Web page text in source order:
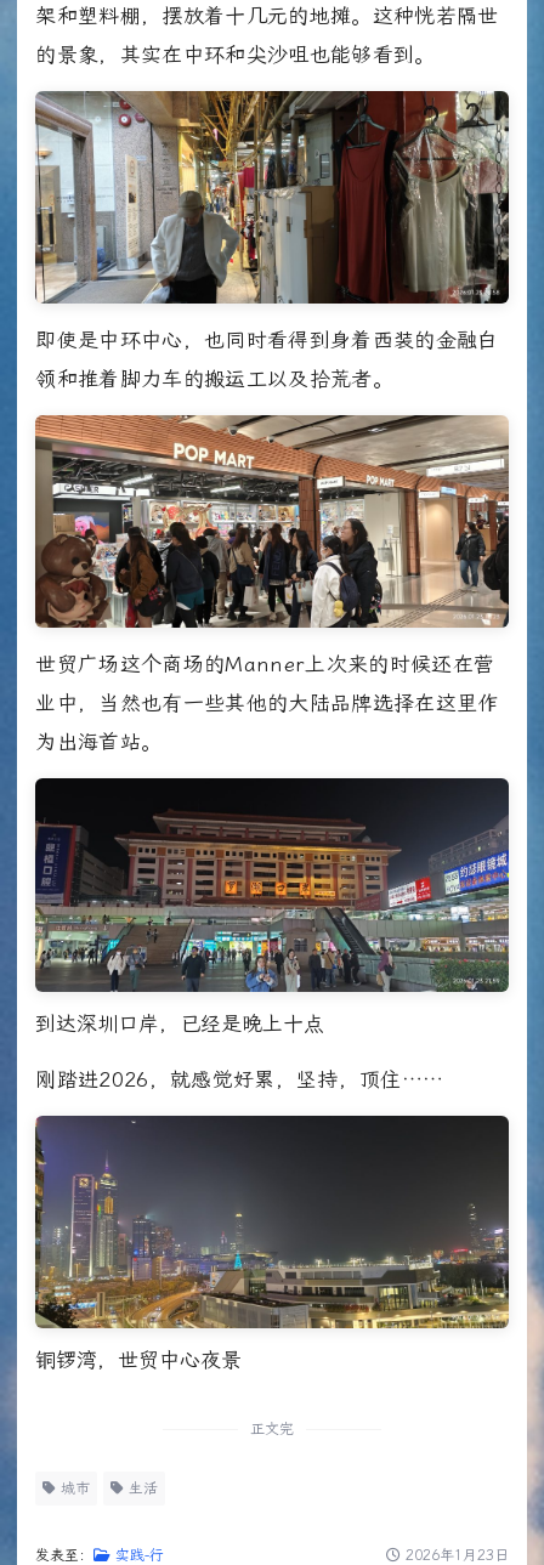
架和塑料棚，摆放着十几元的地摊。这种恍若隔世
的景象，其实在中环和尖沙咀也能够看到。
即使是中环中心，也同时看得到身着西装的金融白
领和推着脚力车的搬运工以及拾荒者。
世贸广场这个商场的Manner上次来的时候还在营
业中，当然也有一些其他的大陆品牌选择在这里作
为出海首站。
到达深圳口岸，已经是晚上十点
刚踏进2026，就感觉好累，坚持，顶住……
铜锣湾，世贸中心夜景
正文完
城市 生活
发表至： 实践-行 2026年1月23日